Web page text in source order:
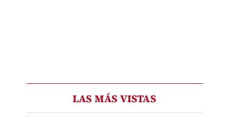
LAS MÁS VISTAS